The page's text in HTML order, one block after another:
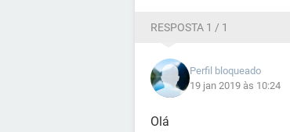
RESPOSTA 1 / 1
Perfil bloqueado
19 jan 2019 às 10:24
Olá